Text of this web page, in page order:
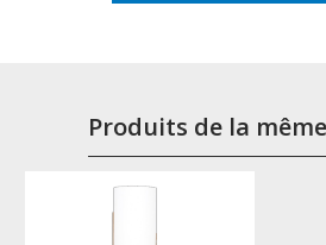
Produits de la